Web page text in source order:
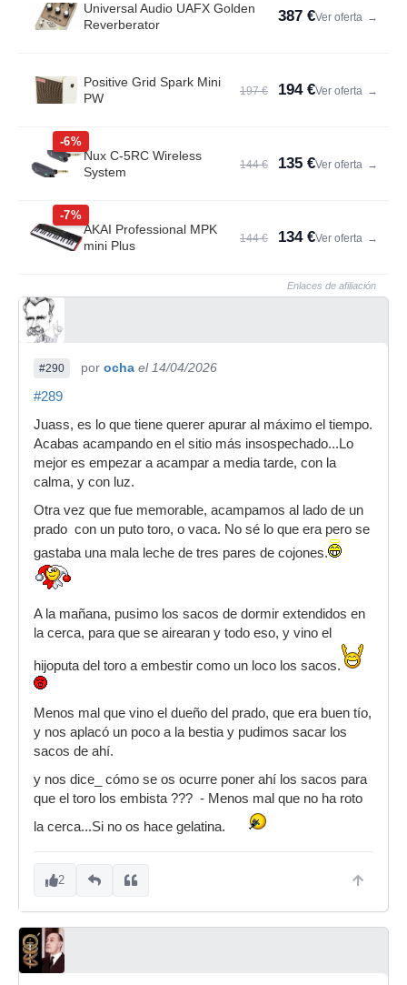
Universal Audio UAFX Golden
Reverberator
387 €Ver oferta →
Positive Grid Spark Mini
PW
197 € 194 €Ver oferta →
-6%
Nux C-5RC Wireless
System
144 € 135 €Ver oferta →
-7%
AKAI Professional MPK
mini Plus
144 € 134 €Ver oferta →
Enlaces de afiliación
#290 por ocha el 14/04/2026
#289
Juass, es lo que tiene querer apurar al máximo el tiempo.
Acabas acampando en el sitio más insospechado...Lo
mejor es empezar a acampar a media tarde, con la
calma, y con luz.
Otra vez que fue memorable, acampamos al lado de un
prado con un puto toro, o vaca. No sé lo que era pero se
gastaba una mala leche de tres pares de cojones.
A la mañana, pusimo los sacos de dormir extendidos en
la cerca, para que se airearan y todo eso, y vino el
hijoputa del toro a embestir como un loco los sacos.
Menos mal que vino el dueño del prado, que era buen tío,
y nos aplacó un poco a la bestia y pudimos sacar los
sacos de ahí.
y nos dice_ cómo se os ocurre poner ahí los sacos para
que el toro los embista ??? - Menos mal que no ha roto
la cerca...Si no os hace gelatina.
2